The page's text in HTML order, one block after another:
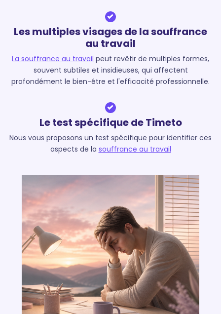
Les multiples visages de la souffrance
au travail
La souffrance au travail peut revêtir de multiples formes,
souvent subtiles et insidieuses, qui affectent
profondément le bien-être et l'efficacité professionnelle.
Le test spécifique de Timeto
Nous vous proposons un test spécifique pour identifier ces
aspects de la souffrance au travail